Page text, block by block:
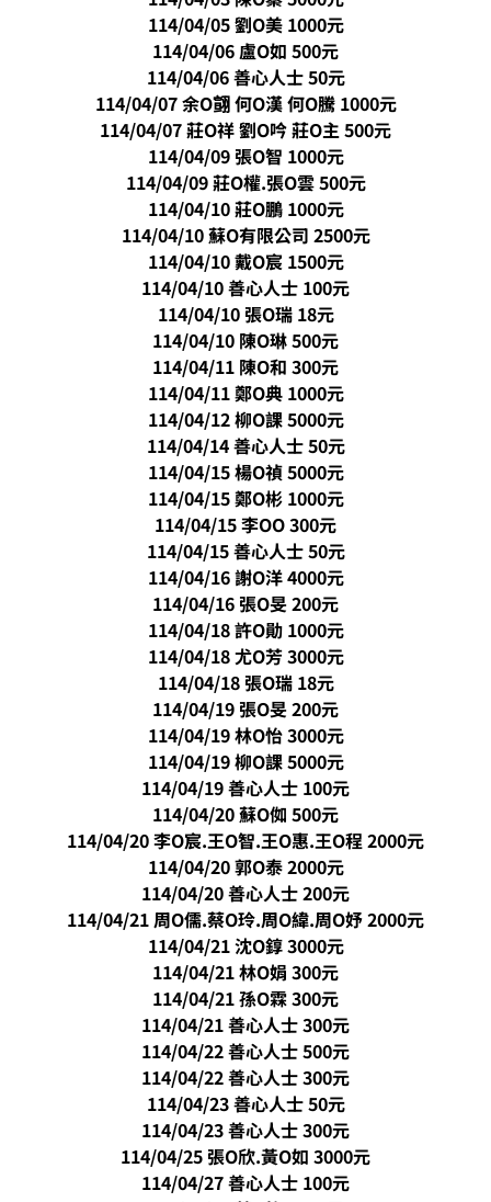
114/04/05 劉O美 1000元
114/04/06 盧O如 500元
114/04/06 善心人士 50元
114/04/07 余O翧 何O漢 何O騰 1000元
114/04/07 莊O祥 劉O吟 莊O主 500元
114/04/09 張O智 1000元
114/04/09 莊O權.張O雲 500元
114/04/10 莊O鵬 1000元
114/04/10 蘇O有限公司 2500元
114/04/10 戴O宸 1500元
114/04/10 善心人士 100元
114/04/10 張O瑞 18元
114/04/10 陳O琳 500元
114/04/11 陳O和 300元
114/04/11 鄭O典 1000元
114/04/12 柳O課 5000元
114/04/14 善心人士 50元
114/04/15 楊O禎 5000元
114/04/15 鄭O彬 1000元
114/04/15 李OO 300元
114/04/15 善心人士 50元
114/04/16 謝O洋 4000元
114/04/16 張O旻 200元
114/04/18 許O勛 1000元
114/04/18 尤O芳 3000元
114/04/18 張O瑞 18元
114/04/19 張O旻 200元
114/04/19 林O怡 3000元
114/04/19 柳O課 5000元
114/04/19 善心人士 100元
114/04/20 蘇O侞 500元
114/04/20 李O宸.王O智.王O惠.王O程 2000元
114/04/20 郭O泰 2000元
114/04/20 善心人士 200元
114/04/21 周O儒.蔡O玲.周O緯.周O妤 2000元
114/04/21 沈O錞 3000元
114/04/21 林O娟 300元
114/04/21 孫O霖 300元
114/04/21 善心人士 300元
114/04/22 善心人士 500元
114/04/22 善心人士 300元
114/04/23 善心人士 50元
114/04/23 善心人士 300元
114/04/25 張O欣.黃O如 3000元
114/04/27 善心人士 100元